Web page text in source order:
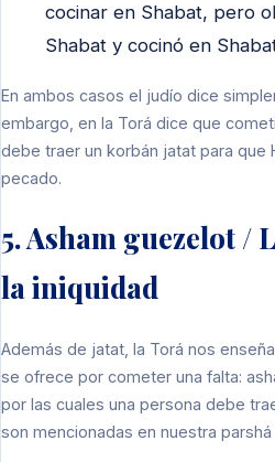
cocinar en Shabat, pero
Shabat y cocinó en
En ambos casos el judío dice
embargo, en la Torá dice que
debe traer un korbán jatat para que
pecado.
5. Asham guezelot /
la iniquidad
Además de jatat, la Torá nos
se ofrece por cometer una falta:
por las cuales una persona debe
son mencionadas en nuestra